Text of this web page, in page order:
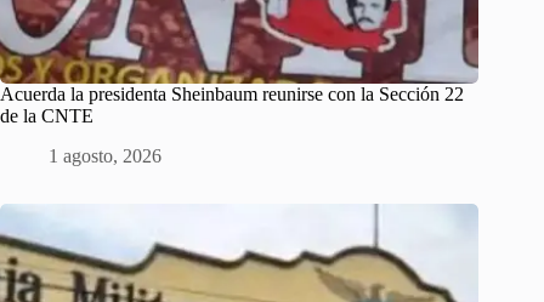
Acuerda la presidenta Sheinbaum reunirse con la Sección 22
de la CNTE
1 agosto, 2026